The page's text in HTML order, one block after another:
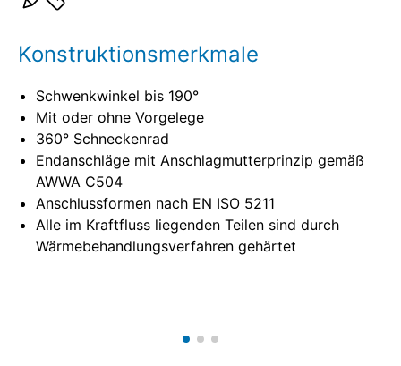
Konstruktionsmerkmale
Schwenkwinkel bis 190°
Mit oder ohne Vorgelege
360° Schneckenrad
Endanschläge mit Anschlagmutterprinzip gemäß
AWWA C504
Anschlussformen nach EN ISO 5211
Alle im Kraftfluss liegenden Teilen sind durch
Wärmebehandlungsverfahren gehärtet